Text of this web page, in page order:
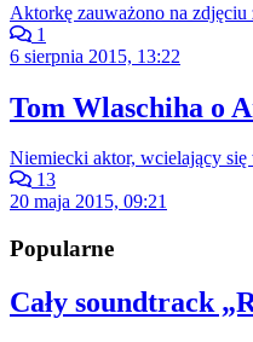
Aktorkę zauważono na
1
6 sierpnia 2015, 13:22
Tom Wlaschiha o
Niemiecki aktor, wcielający
13
20 maja 2015, 09:21
Popularne
Cały soundtrack